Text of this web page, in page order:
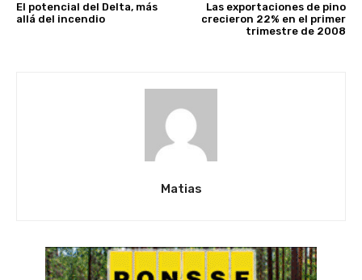
El potencial del Delta, más
allá del incendio
Las exportaciones de pino
crecieron 22% en el primer
trimestre de 2008
Matias